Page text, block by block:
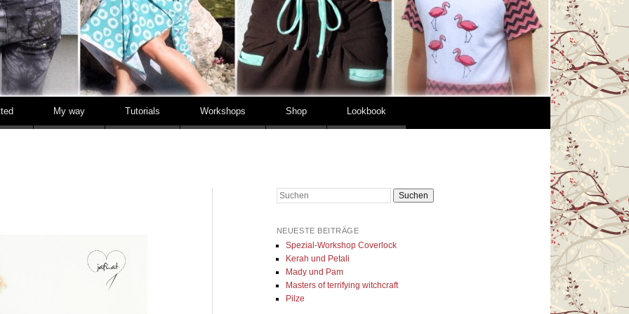
My way Tutorials Workshops Shop Lookbook
Suchen
NEUESTE BEITRÄGE
Spezial-Workshop Coverlock
Kerah und Petali
Mady und Pam
Masters of terrifying witchcraft
Pilze